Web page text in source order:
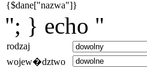
"; } echo "
rodzaj
wojew�dztwo